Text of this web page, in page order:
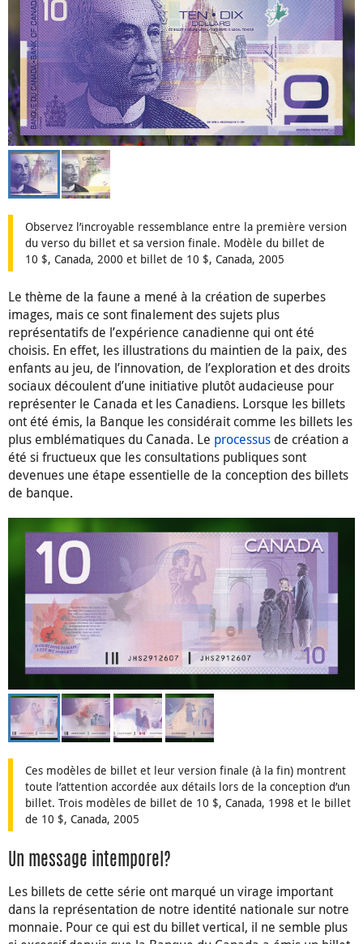
Observez l’incroyable ressemblance entre la première version
du verso du billet et sa version finale. Modèle du billet de
10 $, Canada, 2000 et billet de 10 $, Canada, 2005
Le thème de la faune a mené à la création de superbes
images, mais ce sont finalement des sujets plus
représentatifs de l’expérience canadienne qui ont été
choisis. En effet, les illustrations du maintien de la paix, des
enfants au jeu, de l’innovation, de l’exploration et des droits
sociaux découlent d’une initiative plutôt audacieuse pour
représenter le Canada et les Canadiens. Lorsque les billets
ont été émis, la Banque les considérait comme les billets les
plus emblématiques du Canada. Le processus de création a
été si fructueux que les consultations publiques sont
devenues une étape essentielle de la conception des billets
de banque.
Ces modèles de billet et leur version finale (à la fin) montrent
toute l’attention accordée aux détails lors de la conception d’un
billet. Trois modèles de billet de 10 $, Canada, 1998 et le billet
de 10 $, Canada, 2005
Un message intemporel?
Les billets de cette série ont marqué un virage important
dans la représentation de notre identité nationale sur notre
monnaie. Pour ce qui est du billet vertical, il ne semble plus